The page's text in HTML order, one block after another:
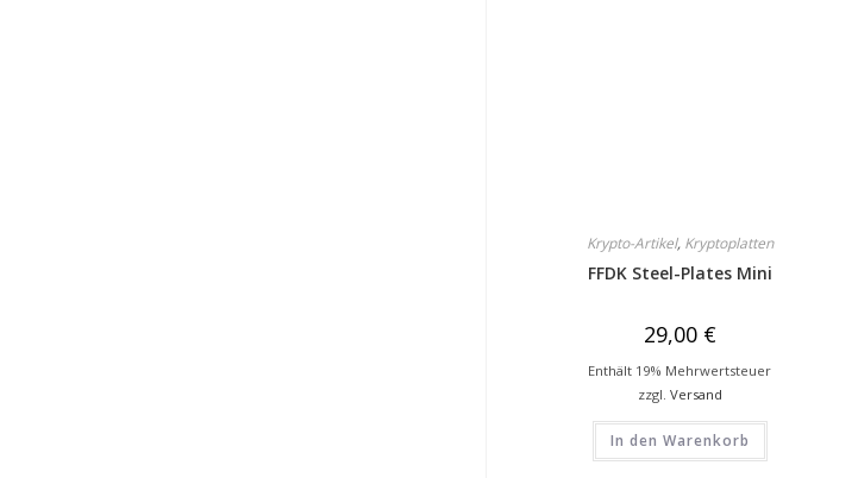
Krypto-Artikel, Kryptoplatten
FFDK Steel-Plates Mini
29,00 €
Enthält 19% Mehrwertsteuer
zzgl. Versand
In den Warenkorb